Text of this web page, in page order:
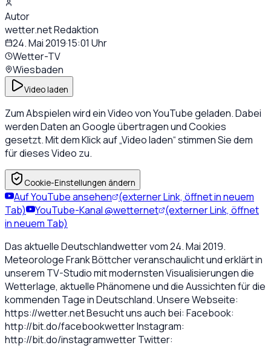
Autor
wetter.net Redaktion
24. Mai 2019·15:01 Uhr
Wetter-TV
Wiesbaden
Video laden
Zum Abspielen wird ein Video von YouTube geladen. Dabei
werden Daten an Google übertragen und Cookies
gesetzt. Mit dem Klick auf „Video laden“ stimmen Sie dem
für dieses Video zu.
Cookie-Einstellungen ändern
Auf YouTube ansehen (externer Link, öffnet in neuem
Tab)
YouTube-Kanal @wetternet (externer Link, öffnet
in neuem Tab)
Das aktuelle Deutschlandwetter vom 24. Mai 2019.
Meteorologe Frank Böttcher veranschaulicht und erklärt in
unserem TV-Studio mit modernsten Visualisierungen die
Wetterlage, aktuelle Phänomene und die Aussichten für die
kommenden Tage in Deutschland. Unsere Webseite:
https://wetter.net Besucht uns auch bei: Facebook:
http://bit.do/facebookwetter Instagram:
http://bit.do/instagramwetter Twitter: